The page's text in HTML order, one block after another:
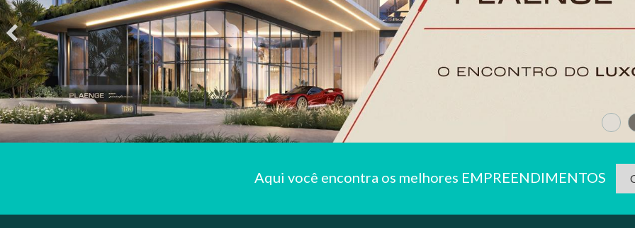
Aqui você encontra os melhores EMPREENDIMENTOS